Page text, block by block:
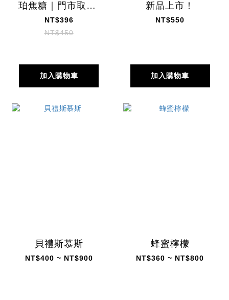
珀焦糖｜門市取貨:
8/1~8/9
NT$396
NT$450
加入購物車
新品上市！
NT$550
加入購物車
貝禮斯慕斯
NT$400 ~ NT$900
蜂蜜檸檬
NT$360 ~ NT$800